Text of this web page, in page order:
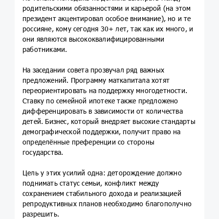
родительскими обязанностями и карьерой (на этом
президент акцентировал особое внимание), но и те
россияне, кому сегодня 30+ лет, так как их много, и
они являются высококвалифицированными
работниками.
На заседании совета прозвучал ряд важных
предложений. Программу маткапитала хотят
переориентировать на поддержку многодетности.
Ставку по семейной ипотеке также предложено
дифференцировать в зависимости от количества
детей. Бизнес, который внедряет высокие стандарты
демографической поддержки, получит право на
определённые преференции со стороны
государства.
Цель у этих усилий одна: деторождение должно
поднимать статус семьи, конфликт между
сохранением стабильного дохода и реализацией
репродуктивных планов необходимо благополучно
разрешить.